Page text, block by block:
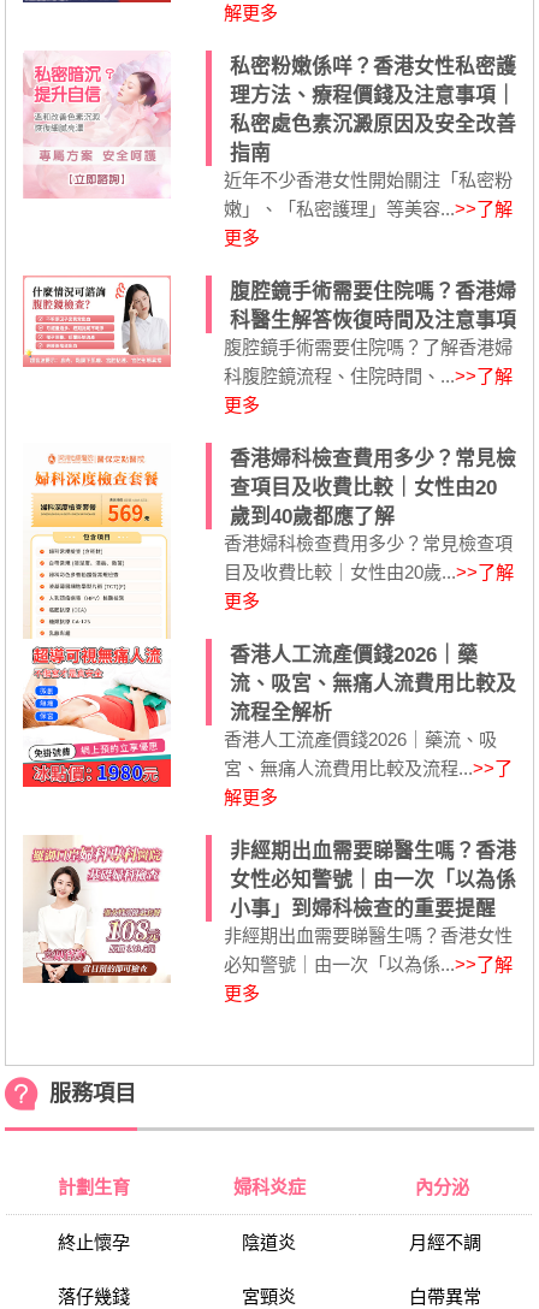
解更多
私密粉嫩係咩？香港女性私密護
理方法、療程價錢及注意事項｜
私密處色素沉澱原因及安全改善
指南
近年不少香港女性開始關注「私密粉
嫩」、「私密護理」等美容...>>了解
更多
腹腔鏡手術需要住院嗎？香港婦
科醫生解答恢復時間及注意事項
腹腔鏡手術需要住院嗎？了解香港婦
科腹腔鏡流程、住院時間、...>>了解
更多
香港婦科檢查費用多少？常見檢
查項目及收費比較｜女性由20
歲到40歲都應了解
香港婦科檢查費用多少？常見檢查項
目及收費比較｜女性由20歲...>>了解
更多
香港人工流產價錢2026｜藥
流、吸宮、無痛人流費用比較及
流程全解析
香港人工流產價錢2026｜藥流、吸
宮、無痛人流費用比較及流程...>>了
解更多
非經期出血需要睇醫生嗎？香港
女性必知警號｜由一次「以為係
小事」到婦科檢查的重要提醒
非經期出血需要睇醫生嗎？香港女性
必知警號｜由一次「以為係...>>了解
更多
服務項目
計劃生育
終止懷孕
落仔幾錢
婦科炎症
陰道炎
宮頸炎
內分泌
月經不調
白帶異常